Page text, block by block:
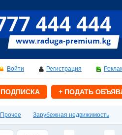
Войти Регистрация
ПОДПИСКА + ПОДАТЬ
Прочее Зарубежная недвижимость